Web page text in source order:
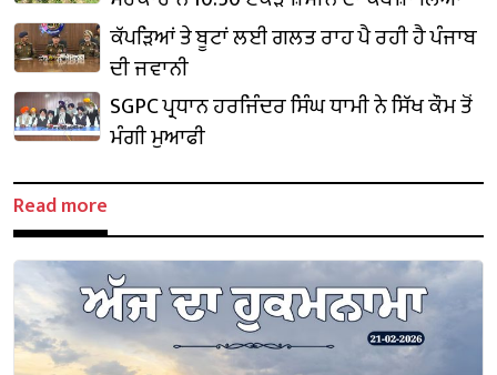
ਕੱਪੜਿਆਂ ਤੇ ਬੂਟਾਂ ਲਈ ਗਲਤ ਰਾਹ ਪੈ ਰਹੀ ਹੈ ਪੰਜਾਬ
ਦੀ ਜਵਾਨੀ
SGPC ਪ੍ਰਧਾਨ ਹਰਜਿੰਦਰ ਸਿੰਘ ਧਾਮੀ ਨੇ ਸਿੱਖ ਕੌਮ ਤੋਂ
ਮੰਗੀ ਮੁਆਫੀ
Read more